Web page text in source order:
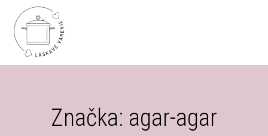
Značka: agar-agar